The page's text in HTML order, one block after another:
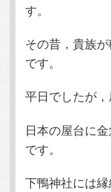
す。
その昔，貴族
です。
平日でしたが，
日本の屋台に
です。
下鴨神社には